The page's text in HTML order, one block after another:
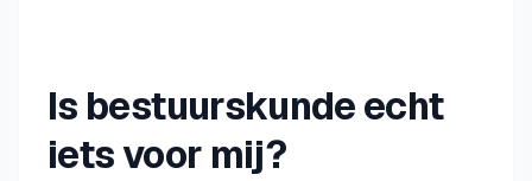
Is bestuurskunde echt
iets voor mij?